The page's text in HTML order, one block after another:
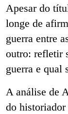
Apesar do
longe de
guerra entre
outro: refletir
guerra e qual
A análise de
do